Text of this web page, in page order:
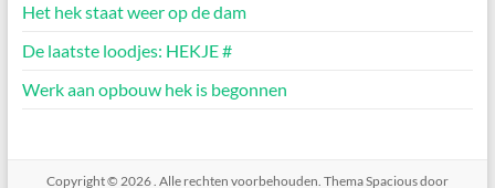
Het hek staat weer op de dam
De laatste loodjes: HEKJE #
Werk aan opbouw hek is begonnen
Copyright © 2026. Alle rechten voorbehouden. ThemaSpaciousdoor